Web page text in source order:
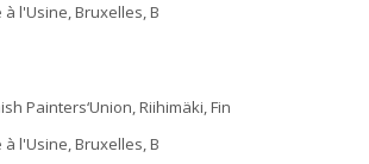
l'Usine, Bruxelles, B
Painters‘Union, Riihimäki, Fin
l'Usine, Bruxelles, B